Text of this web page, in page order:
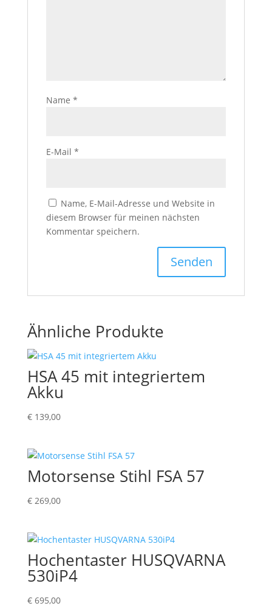
Name *
E-Mail *
Name, E-Mail-Adresse und Website in
diesem Browser für meinen nächsten
Kommentar speichern.
Ähnliche Produkte
HSA 45 mit integriertem
Akku
€139,00
Motorsense Stihl FSA 57
€269,00
Hochentaster HUSQVARNA
530iP4
€695,00